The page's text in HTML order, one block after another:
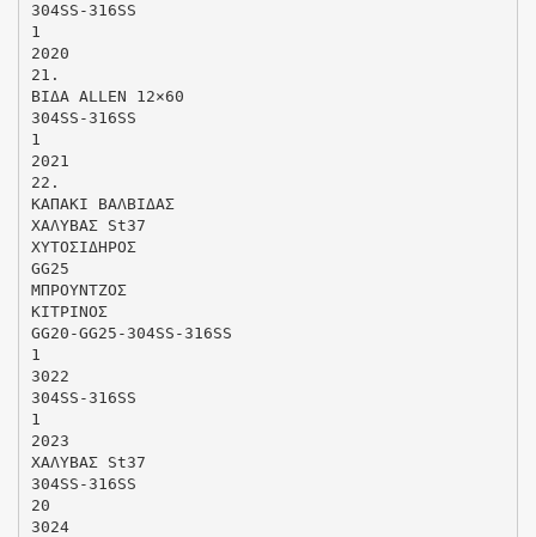
304SS-316SS
1
2020
21.
ΒΙΔΑ ALLEN 12×60
304SS-316SS
1
2021
22.
ΚΑΠΑΚΙ ΒΑΛΒΙΔΑΣ
ΧΑΛΥΒΑΣ St37
ΧΥΤΟΣΙΔΗΡΟΣ
GG25
MΠΡΟΥΝΤΖΟΣ
ΚΙΤΡΙΝΟΣ
GG20-GG25-304SS-316SS
1
3022
304SS-316SS
1
2023
ΧΑΛΥΒΑΣ St37
304SS-316SS
20
3024